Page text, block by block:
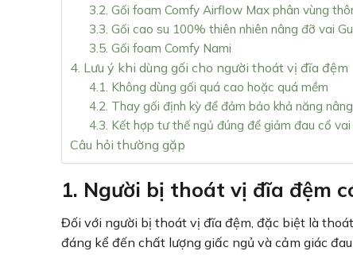
3.2. Gối foam Comfy Airflow Max phân vùng
3.3. Gối cao su 100% thiên nhiên nâng đỡ vai
3.5. Gối foam Comfy Nami
4. Lưu ý khi dùng gối cho người thoát vị đĩa đệm
4.1. Không dùng gối quá cao hoặc quá mềm
4.2. Thay gối định kỳ để đảm bảo khả năng
4.3. Kết hợp tư thế ngủ đúng để giảm đau cổ
Câu hỏi thường gặp
1. Người bị thoát vị đĩa đệm
Đối với người bị thoát vị đĩa đệm, đặc biệt là
đáng kể đến chất lượng giấc ngủ và cảm giác